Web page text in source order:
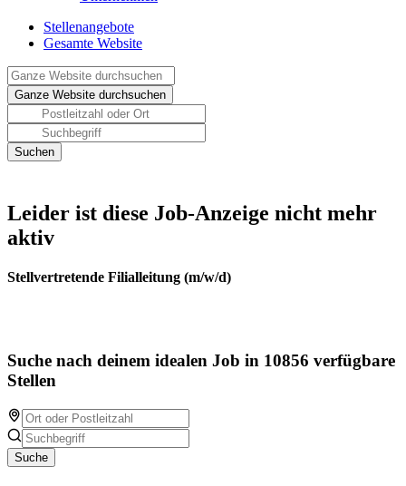
Stellenangebote
Gesamte Website
Leider ist diese Job-Anzeige nicht mehr
aktiv
Stellvertretende Filialleitung (m/w/d)
Suche nach deinem idealen Job in 10856 verfügbare
Stellen
Suche